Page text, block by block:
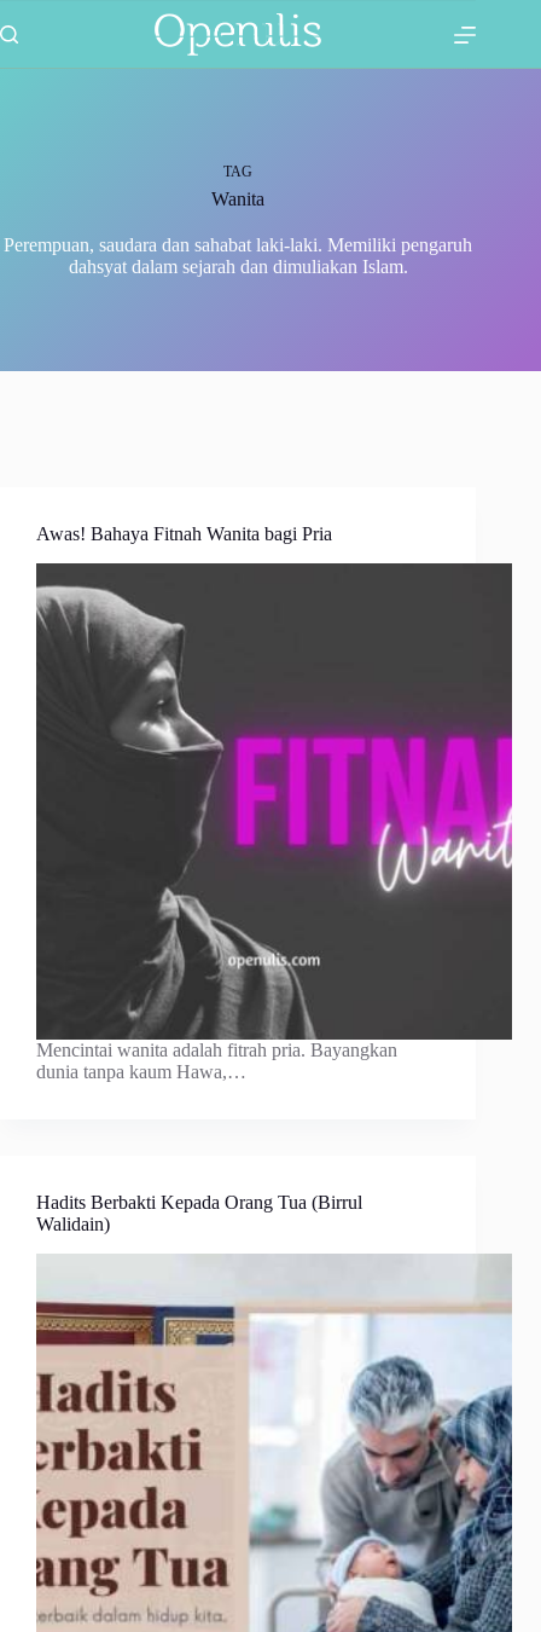
to
TAG
Wanita
Perempuan, saudara dan sahabat laki-laki. Memiliki pengaruh
dahsyat dalam sejarah dan dimuliakan Islam.
Awas! Bahaya Fitnah Wanita bagi Pria
Mencintai wanita adalah fitrah pria. Bayangkan
dunia tanpa kaum Hawa,…
Hadits Berbakti Kepada Orang Tua (Birrul
Walidain)
2 Comments
11 Comments
5 Comments
4 Comments
1 Comment
2 Comments
1 Comment